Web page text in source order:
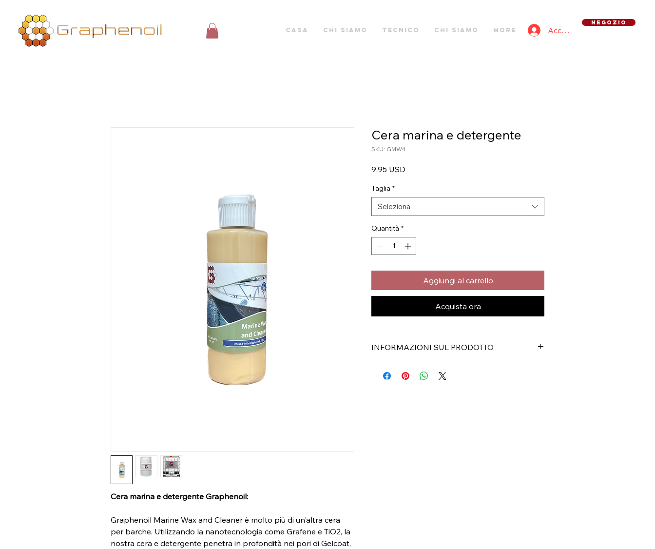
Casa Chi siamo Tecnico Chi siamo More Accedi
NEGOZIO
Cera marina e detergente Graphenoil:
Graphenoil Marine Wax and Cleaner è molto più di un'altra cera
per barche. Utilizzando la nanotecnologia come Grafene e TiO2, la
nostra cera e detergente penetra in profondità nei pori di Gelcoat,
Cera marina e detergente
SKU: GMW4
9,95 USD
Taglia *
Seleziona
Quantità *
Aggiungi al carrello
Acquista ora
INFORMAZIONI SUL PRODOTTO
Ecologico a base d'acqua